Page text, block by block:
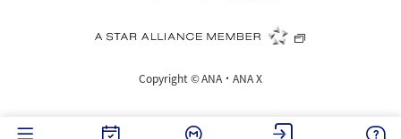
Copyright ©ANA・ANA X